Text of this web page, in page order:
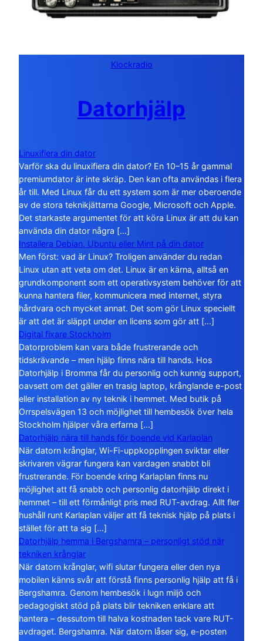
Klockradio
Datorhjälp
Linuxifiera din dator
Varför ska du linuxifiera din dator? En 10–15 år gammal
premiumdator är inte skräp. Den kan ofta användas i flera
år till. Med Linux får du ett system som är mer oberoende
av de stora teknikjättarna Google, Microsoft och Apple.
Det starkaste argumentet för att köra Linux är att du kan
använda din dator några […]
Installera Debian, Ubuntu eller Mint på din dator
Men först: vad är Linux? Troligen använder du redan
Linux utan att veta om det. Linux är en kärna, alltså en
grundkomponent som ett operativsystem behöver för att
kunna hantera filer, kommunicera med internet, styra
hårdvara och mycket annat. Det som gör Linux speciellt
är att det är släppt under en licens som gör att […]
Digital fixare Stockholm
Datorproblem kan vara både frustrerande och
tidskrävande – men hjälp finns nära till hands. Hos
Datorhjälp i Bromma får du personlig och kunnig support,
oavsett om det gäller en trasig laptop, krånglande e-post
eller installation av ny teknik i hemmet. Med butik på
Orrspelsvägen 13 och möjlighet till hembesök över hela
Stockholm hjälper våra erfarna […]
Datorhjälp nära till hands för boende vid Karlaplan
När datorn krånglar, Wi-Fi-uppkopplingen sviktar eller
skrivaren vägrar fungera kan vardagen snabbt bli
frustrerande. För boende kring Karlaplan finns nu
möjlighet att få snabb och personlig datorhjälp direkt i
hemmet – till ett förmånligt pris med RUT-avdrag. Allt fler
hushåll runt Karlaplan väljer att få teknisk hjälp på plats i
stället för att ta sig […]
Datorhjälp hemma i Bergshamra – personligt stöd när
tekniken krånglar
När datorn krånglar, wifi slutar fungera eller den nya
mobilen känns svår att förstå finns personlig hjälp att få i
Bergshamra. Genom hembesök i lugn miljö och
pedagogiskt stöd på plats blir tekniken enklare att
hantera – dessutom till halva kostnaden tack vare RUT-
avdraget. Bergshamra. När datorn låser sig, e-posten